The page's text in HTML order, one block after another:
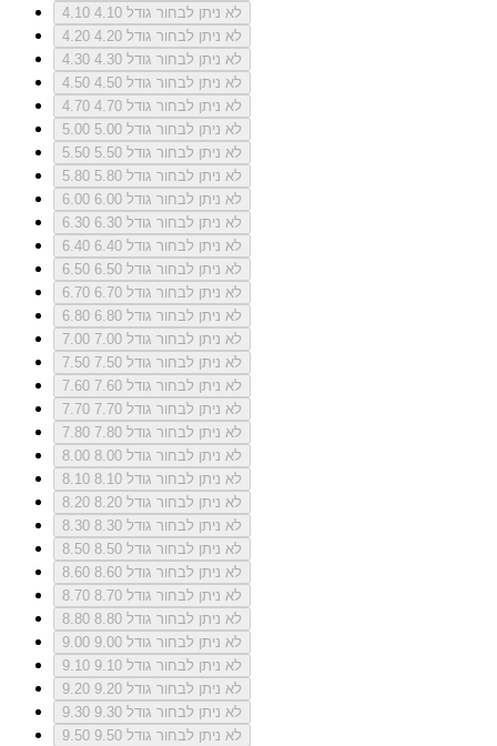
4.10
לא ניתן לבחור גודל 4.10
4.20
לא ניתן לבחור גודל 4.20
4.30
לא ניתן לבחור גודל 4.30
4.50
לא ניתן לבחור גודל 4.50
4.70
לא ניתן לבחור גודל 4.70
5.00
לא ניתן לבחור גודל 5.00
5.50
לא ניתן לבחור גודל 5.50
5.80
לא ניתן לבחור גודל 5.80
6.00
לא ניתן לבחור גודל 6.00
6.30
לא ניתן לבחור גודל 6.30
6.40
לא ניתן לבחור גודל 6.40
6.50
לא ניתן לבחור גודל 6.50
6.70
לא ניתן לבחור גודל 6.70
6.80
לא ניתן לבחור גודל 6.80
7.00
לא ניתן לבחור גודל 7.00
7.50
לא ניתן לבחור גודל 7.50
7.60
לא ניתן לבחור גודל 7.60
7.70
לא ניתן לבחור גודל 7.70
7.80
לא ניתן לבחור גודל 7.80
8.00
לא ניתן לבחור גודל 8.00
8.10
לא ניתן לבחור גודל 8.10
8.20
לא ניתן לבחור גודל 8.20
8.30
לא ניתן לבחור גודל 8.30
8.50
לא ניתן לבחור גודל 8.50
8.60
לא ניתן לבחור גודל 8.60
8.70
לא ניתן לבחור גודל 8.70
8.80
לא ניתן לבחור גודל 8.80
9.00
לא ניתן לבחור גודל 9.00
9.10
לא ניתן לבחור גודל 9.10
9.20
לא ניתן לבחור גודל 9.20
9.30
לא ניתן לבחור גודל 9.30
9.50
לא ניתן לבחור גודל 9.50